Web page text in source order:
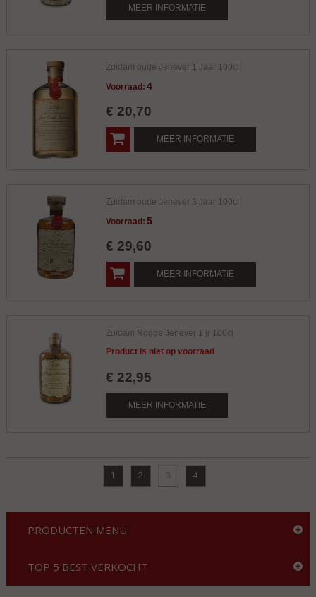
MEER INFORMATIE
Zuidam oude Jenever 1 Jaar 100cl
Voorraad: 4
€ 20,70
MEER INFORMATIE
Zuidam oude Jenever 3 Jaar 100cl
Voorraad: 5
€ 29,60
MEER INFORMATIE
Zuidam Rogge Jenever 1 jr 100cl
Product is niet op voorraad
€ 22,95
MEER INFORMATIE
1 2 3 4
PRODUCTEN MENU
TOP 5 BEST VERKOCHT